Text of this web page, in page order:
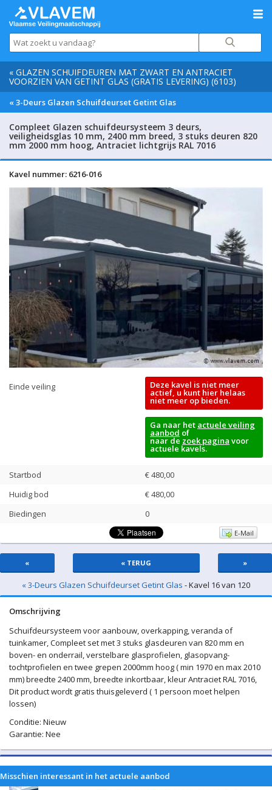
« GLAZEN SCHUIFDEUREN MAT ZWART EN ANTRACIET
VOORZIEN VAN GETINT GLAS (GRATIS LEVERING) (6103)
« 3-Deurs Glazen Schuifdeurset Getint Glas
Compleet Glazen schuifdeursysteem 3 deurs,
veiligheidsglas 10 mm, 2400 mm breed, 3 stuks deuren 820
mm 2000 mm hoog, Antraciet lichtgrijs RAL 7016
Kavel nummer: 6216-016
Einde veiling Deze kavel is niet meer
actief, u kunt hier helaas
niet meer op bieden.
Ga naar het actuele veiling
aanbod of
naar de zoek pagina voor
actuele kavels.
Startbod
€ 480,00
Huidig bod
€480,00
Biedingen
0
E-Mail
« « TERUG »
« 3-Deurs Glazen Schuifdeurset Getint Glas - Kavel 16 van 120
Omschrijving
Schuifdeursysteem voor aanbouw, overkapping, veranda of
tuinkamer, Compleet set met 3 stuks glasdeuren van 820 mm en
boven- en onderrail, verstelbare glasprofielen, glasopvang-
tochtprofielen en twee grepen 2000mm hoog ( min 1970 en max 2010
mm) breedte 2400 mm, breedte inkortbaar, kleur Antraciet RAL 7016,
Dit product wordt gratis thuisgeleverd ( 1 persoon moet helpen
lossen)
Conditie: Nieuw
Garantie: Nee
Misschien interessant in het actuele aanbod